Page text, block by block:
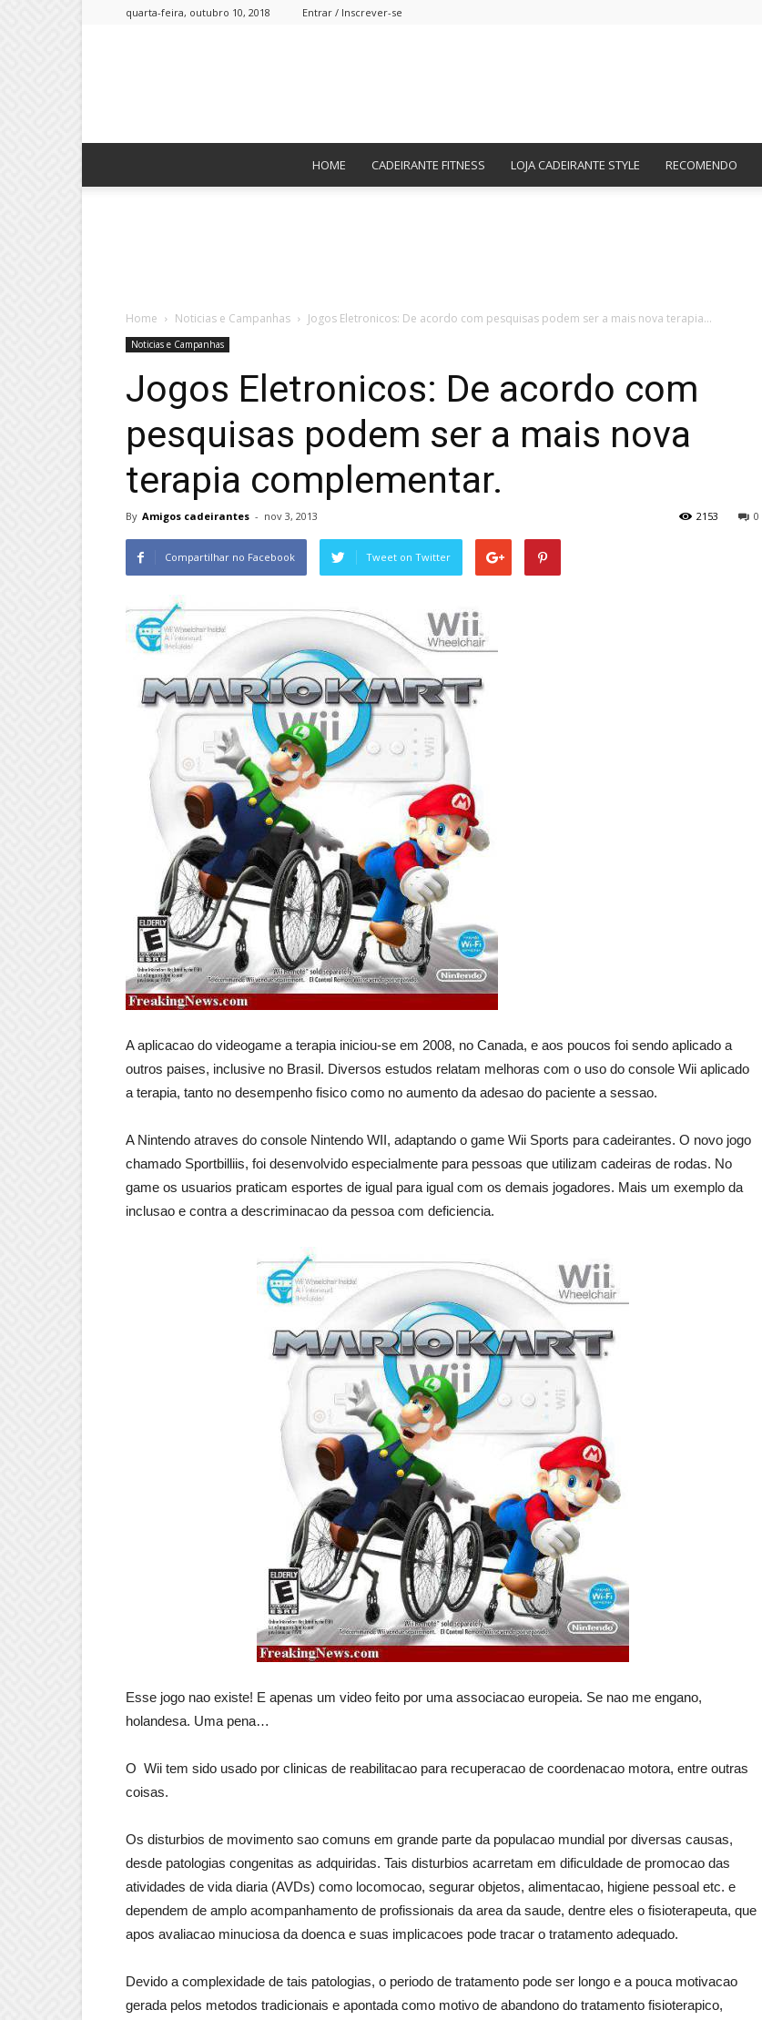
quarta-feira, outubro 10, 2018 Entrar / Inscrever-se
Amigos
HOME CADEIRANTE FITNESS LOJA CADEIRANTE STYLE RECOMENDO
Home Noticias e Campanhas Jogos Eletronicos: De acordo com pesquisas podem ser a mais nova terapia...
Noticias e Campanhas
Jogos Eletronicos: De acordo com
pesquisas podem ser a mais nova
terapia complementar.
By Amigos cadeirantes - nov 3, 2013 0
2153
Compartilhar no Facebook Tweet on Twitter
A aplicacao do videogame a terapia iniciou-se em 2008, no Canada, e aos poucos foi sendo aplicado a
outros paises, inclusive no Brasil. Diversos estudos relatam melhoras com o uso do console Wii aplicado
a terapia, tanto no desempenho fisico como no aumento da adesao do paciente a sessao.
A Nintendo atraves do console Nintendo WII, adaptando o game Wii Sports para cadeirantes. O novo jogo
chamado Sportbilliis, foi desenvolvido especialmente para pessoas que utilizam cadeiras de rodas. No
game os usuarios praticam esportes de igual para igual com os demais jogadores. Mais um exemplo da
inclusao e contra a descriminacao da pessoa com deficiencia.
Esse jogo nao existe! E apenas um video feito por uma associacao europeia. Se nao me engano,
holandesa. Uma pena…
O Wii tem sido usado por clinicas de reabilitacao para recuperacao de coordenacao motora, entre outras
coisas.
Os disturbios de movimento sao comuns em grande parte da populacao mundial por diversas causas,
desde patologias congenitas as adquiridas. Tais disturbios acarretam em dificuldade de promocao das
atividades de vida diaria (AVDs) como locomocao, segurar objetos, alimentacao, higiene pessoal etc. e
dependem de amplo acompanhamento de profissionais da area da saude, dentre eles o fisioterapeuta, que
apos avaliacao minuciosa da doenca e suas implicacoes pode tracar o tratamento adequado.
Devido a complexidade de tais patologias, o periodo de tratamento pode ser longo e a pouca motivacao
gerada pelos metodos tradicionais e apontada como motivo de abandono do tratamento fisioterapico,